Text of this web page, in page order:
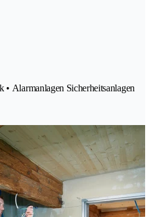
Alarmanlagen Sicherheitsanlagen